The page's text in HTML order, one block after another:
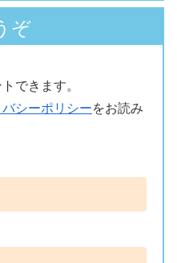
ぞ
できます。
シーポリシーをお読み